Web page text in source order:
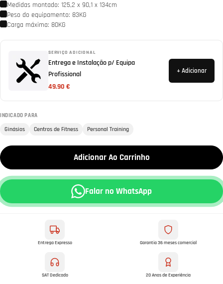
Medidas montado: 125,2 x 90,1 x 134cm
Peso do equipamento: 83KG
Carga máxima: 80KG
SERVIÇO ADICIONAL
Entrega e Instalação p/ Equipa
Profissional
49.90 €
+ Adicionar
INDICADO PARA
Ginásios Centros de Fitness Personal Training
Adicionar Ao Carrinho
Falar no WhatsApp
Entrega Expresso Garantia 36 meses comercial
SAT Dedicado 20 Anos de Experiência